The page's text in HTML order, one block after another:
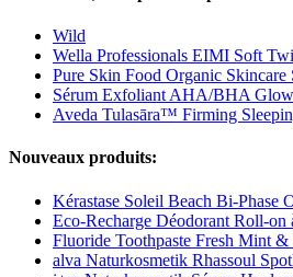
Wild
Wella Professionals EIMI Soft
Pure Skin Food Organic Skincare
Sérum Exfoliant AHA/BHA
Aveda Tulasāra™ Firming
Nouveaux produits:
Kérastase Soleil Beach Bi-Phase
Eco-Recharge Déodorant Roll-on
Fluoride Toothpaste Fresh Mint
alva Naturkosmetik Rhassoul